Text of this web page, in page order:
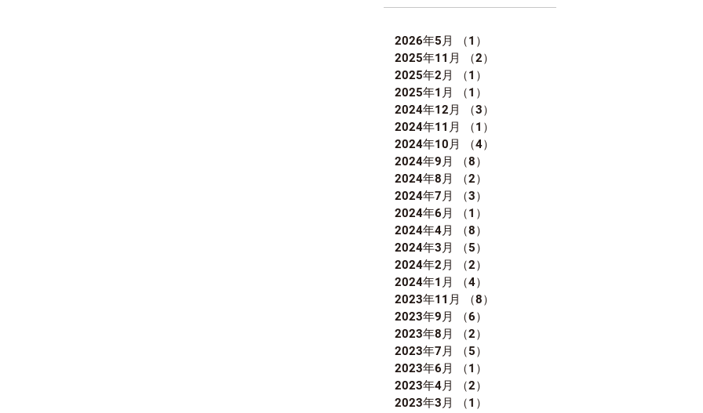
2026年5月 （1）
2025年11月
（2）
2025年2月
（1）
2025年1月
（1）
2024年12月
（3）
2024年11月
（1）
2024年10月
（4）
2024年9月
（8）
2024年8月
（2）
2024年7月
（3）
2024年6月
（1）
2024年4月
（8）
2024年3月
（5）
2024年2月
（2）
2024年1月
（4）
2023年11月
（8）
2023年9月
（6）
2023年8月
（2）
2023年7月
（5）
2023年6月
（1）
2023年4月
（2）
2023年3月
（1）